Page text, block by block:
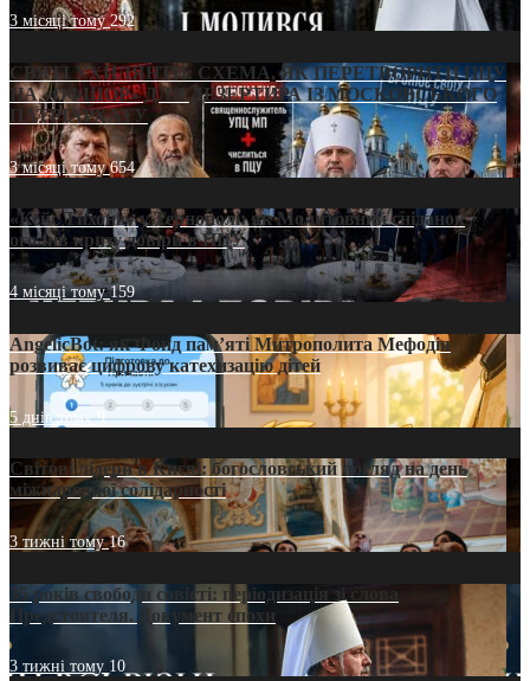
3 місяці тому292
СВЯТІ УХИЛЯНТИ: СХЕМА, ЯК ПЕРЕТВОРИТИ ПЦУ
НА «ОФШОР» ДЛЯ ДЕЗЕРТИРА ІЗ МОСКОВСЬКОГО
ПАТРІАРХАТУ
3 місяці тому654
«Кейс Тихона» у Тернополі: як Молитовний сніданок
оголив кризу довіри в ПЦУ
4 місяці тому159
AngelicBot: як Фонд пам’яті Митрополита Мефодія
розвиває цифрову катехизацію дітей
5 днів тому9
Світові лідери в Києві: богословський погляд на день
міжнародної солідарності
3 тижні тому16
35 років свободи совісті: періодизація зі слова
Предстоятеля. Документ епохи
3 тижні тому 10